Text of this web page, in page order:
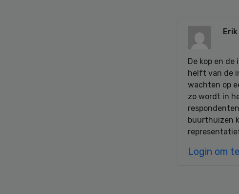
De kop en
helft van de
wachten op
zo wordt in
buurthuizen
Login om